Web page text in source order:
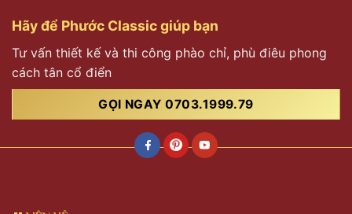
Hãy để Phước Classic giúp bạn
Tư vấn thiết kế và thi công phào chỉ, phù điêu phong
cách tân cổ điển
GỌI NGAY 0703.1999.79